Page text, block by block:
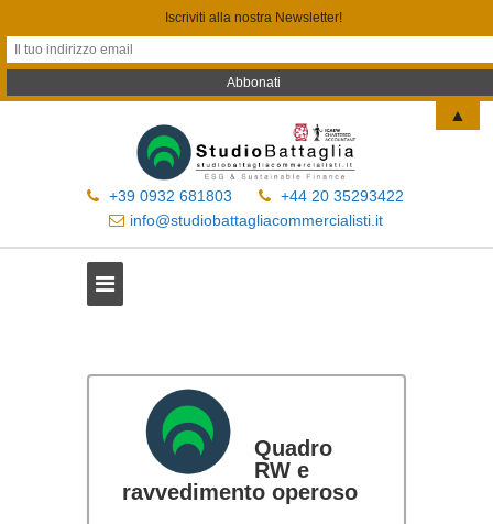
+39 0932 681803
+44 20 35293422
info@studiobattagliacommercialisti.it
Quadro
RW e
ravvedimento operoso
Iscriviti alla nostra Newsletter!
▲